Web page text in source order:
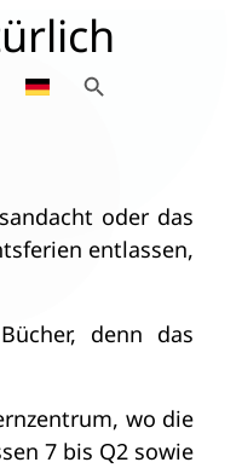
oder das
entlassen,
denn das
wo die
7 bis Q2 sowie